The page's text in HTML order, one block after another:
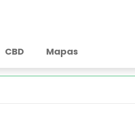
CBD Mapas